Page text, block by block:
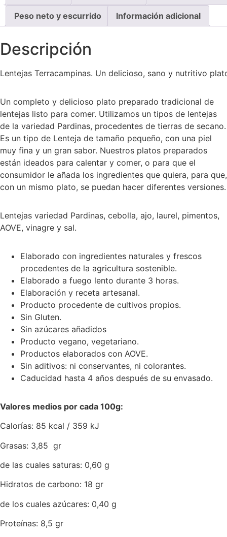
Peso neto y escurrido Información adicional
Descripción
Lentejas Terracampinas. Un delicioso, sano y nutritivo
Un completo y delicioso plato preparado tradicional de
lentejas listo para comer. Utilizamos un tipos de lentejas
de la variedad Pardinas, procedentes de tierras de secano.
Es un tipo de Lenteja de tamaño pequeño, con una piel
muy fina y un gran sabor. Nuestros platos preparados
están ideados para calentar y comer, o para que el
consumidor le añada los ingredientes que quiera, para que,
con un mismo plato, se puedan hacer diferentes versiones.
Lentejas variedad Pardinas, cebolla, ajo, laurel, pimentos,
AOVE, vinagre y sal.
Elaborado con ingredientes naturales y frescos
procedentes de la agricultura sostenible.
Elaborado a fuego lento durante 3 horas.
Elaboración y receta artesanal.
Producto procedente de cultivos propios.
Sin Gluten.
Sin azúcares añadidos
Producto vegano, vegetariano.
Productos elaborados con AOVE.
Sin aditivos: ni conservantes, ni colorantes.
Caducidad hasta 4 años después de su envasado.
Valores medios por cada 100g:
Calorías: 85 kcal / 359 kJ
Grasas: 3,85 gr
de las cuales saturas: 0,60 g
Hidratos de carbono: 18 gr
de los cuales azúcares: 0,40 g
Proteínas: 8,5 gr